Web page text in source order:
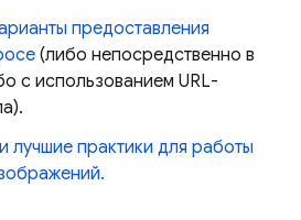
предоставления
(либо непосредственно в
с использованием URL-
лучшие практики для работы